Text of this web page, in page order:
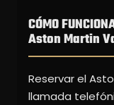
CÓMO
Aston Martin
Reservar el
llamada